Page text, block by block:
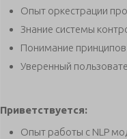
Опыт оркестрации
Знание системы
Понимание принципов
Уверенный
Приветствуется:
Опыт работы с NLP